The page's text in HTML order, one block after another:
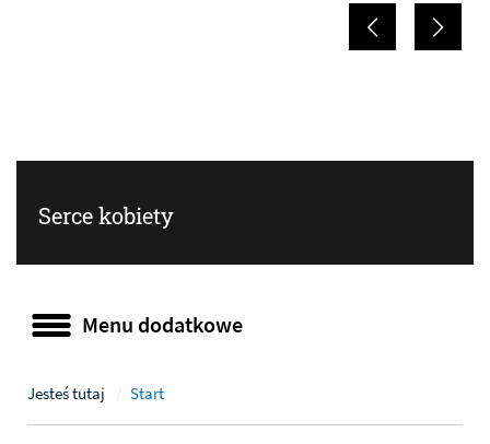
Serce kobiety
Poprzedni
Menu dodatkowe
Menu dodatkowe
Jesteś tutaj Start